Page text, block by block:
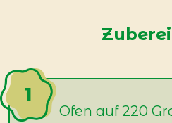
Ofen auf 220